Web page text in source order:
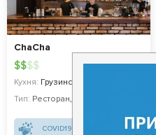
ChaCha
Кухня: Грузинська, Сучасна
Тип: Ресторан,
$$$$
COVID19 - SAFE